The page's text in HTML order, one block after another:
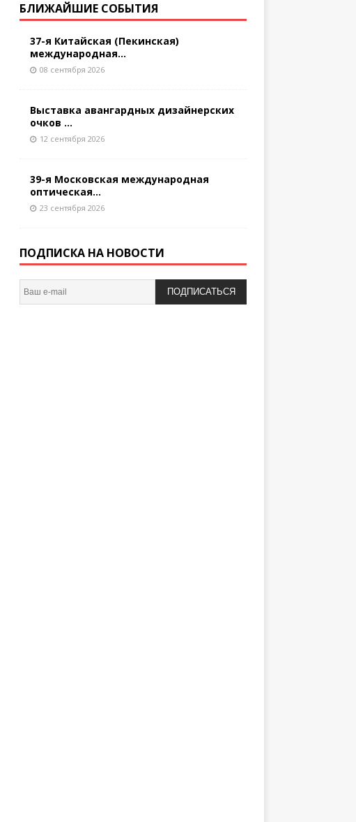
БЛИЖАЙШИЕ СОБЫТИЯ
37-я Китайская (Пекинская)
международная...
08 сентября 2026
Выставка авангардных дизайнерских
очков ...
12 сентября 2026
39-я Московская международная
оптическая...
23 сентября 2026
ПОДПИСКА НА НОВОСТИ
ПОДПИСАТЬСЯ